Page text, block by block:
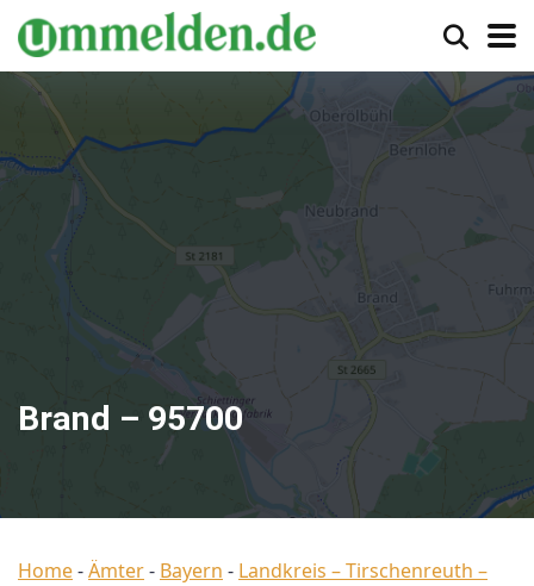
Brand – 95700
Home-Ämter- Bayern - Landkreis – Tirschenreuth –